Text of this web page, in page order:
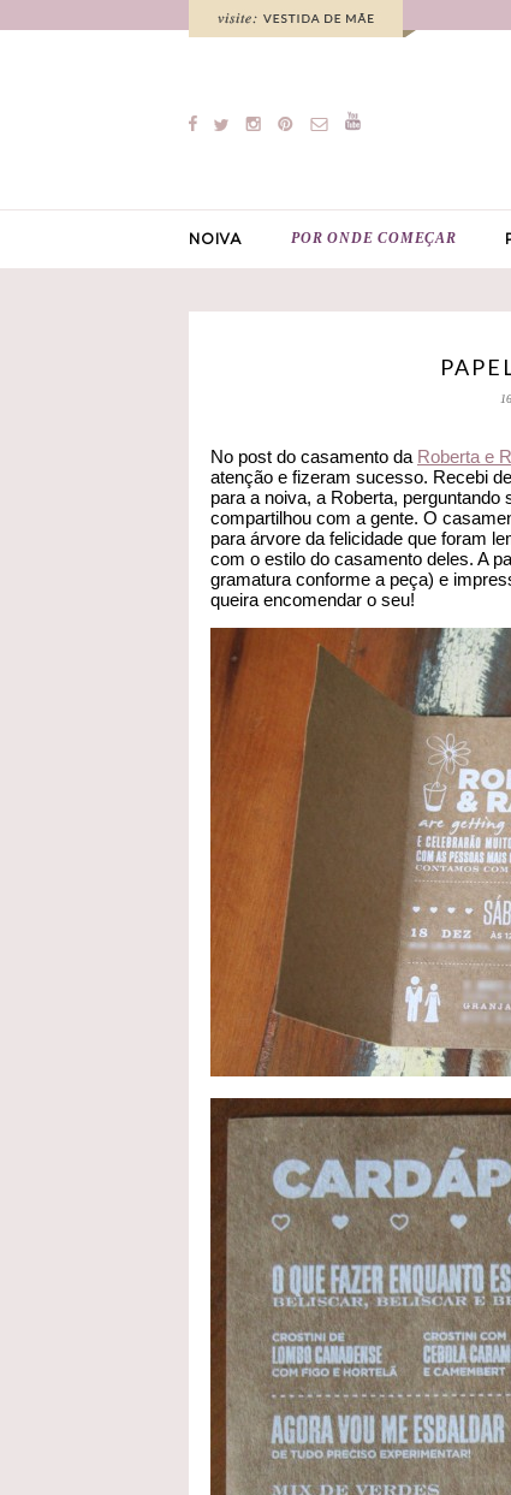
NOIVA POR ONDE COMEÇAR
No post do casamento da Roberta e
atenção e fizeram sucesso. Recebi
para a noiva, a Roberta,
compartilhou com a gente. O
para árvore da felicidade que foram
com o estilo do casamento deles. A
gramatura conforme a peça) e
queira encomendar o seu!